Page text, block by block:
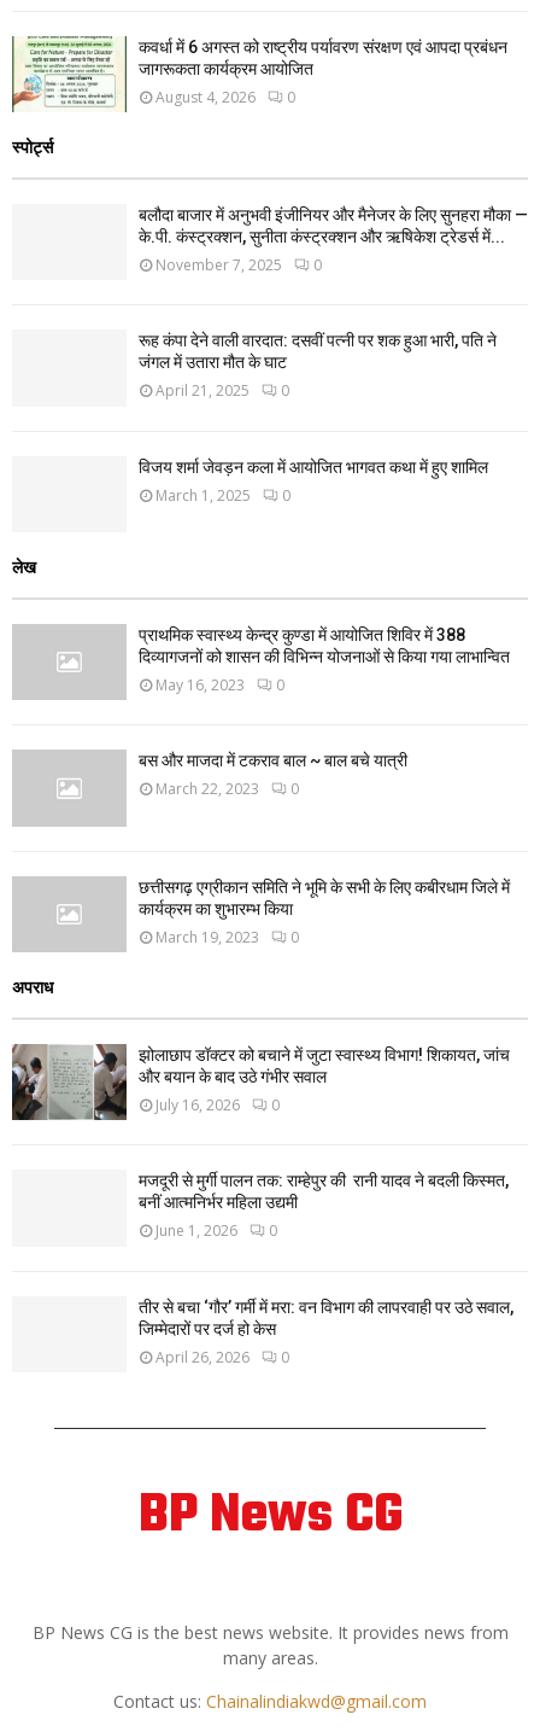
कवर्धा में 6 अगस्त को राष्ट्रीय पर्यावरण संरक्षण एवं आपदा प्रबंधन
जागरूकता कार्यक्रम आयोजित
August 4, 2026 0
स्पोर्ट्स
बलौदा बाजार में अनुभवी इंजीनियर और मैनेजर के लिए सुनहरा मौका —
के.पी. कंस्ट्रक्शन, सुनीता कंस्ट्रक्शन और ऋषिकेश ट्रेडर्स में...
November 7, 2025 0
रूह कंपा देने वाली वारदात: दसवीं पत्नी पर शक हुआ भारी, पति ने
जंगल में उतारा मौत के घाट
April 21, 2025 0
विजय शर्मा जेवड़न कला में आयोजित भागवत कथा में हुए शामिल
March 1, 2025 0
लेख
प्राथमिक स्वास्थ्य केन्द्र कुण्डा में आयोजित शिविर में 388
दिव्यागजनों को शासन की विभिन्न योजनाओं से किया गया लाभान्वित
May 16, 2023 0
बस और माजदा में टकराव बाल ~ बाल बचे यात्री
March 22, 2023 0
छत्तीसगढ़ एग्रीकान समिति ने भूमि के सभी के लिए कबीरधाम जिले में
कार्यक्रम का शुभारम्भ किया
March 19, 2023 0
अपराध
झोलाछाप डॉक्टर को बचाने में जुटा स्वास्थ्य विभाग! शिकायत, जांच
और बयान के बाद उठे गंभीर सवाल
July 16, 2026 0
मजदूरी से मुर्गी पालन तक: राम्हेपुर की रानी यादव ने बदली किस्मत,
बनीं आत्मनिर्भर महिला उद्यमी
June 1, 2026 0
तीर से बचा ‘गौर’ गर्मी में मरा: वन विभाग की लापरवाही पर उठे सवाल,
जिम्मेदारों पर दर्ज हो केस
April 26, 2026 0
BP News CG
BP News CG is the best news website. It provides news from
many areas.
Contact us: Chainalindiakwd@gmail.com